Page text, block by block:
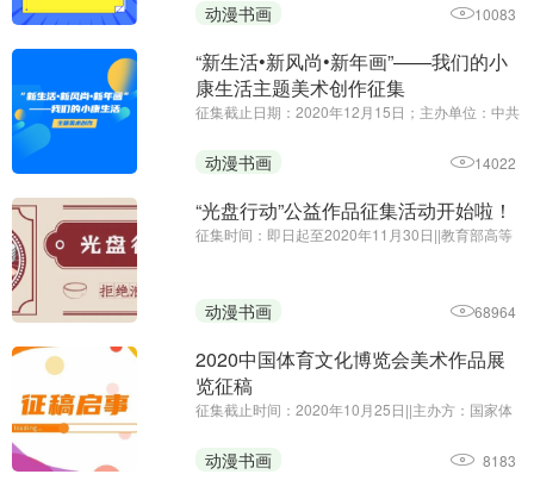
动漫书画 10083
“新生活•新风尚•新年画”——我们的小
康生活主题美术创作征集
征集截止日期：2020年12月15日；主办单位：中共
部公共服务司、中国美术家协会 | 为深入贯彻党的十
九大和十九届二中、三中、四中、五中全会精神，
动漫书画 14022
“光盘行动”公益作品征集活动开始啦！
征集时间：即日起至2020年11月30日||教育部高等
动漫书画 68964
2020中国体育文化博览会美术作品展
览征稿
征集截止时间：2020年10月25日||主办方：国家体
体育总局、中国奥委会主办的2020中国体育文化博
览会将于11月27日至29日，在广州•保利世贸博览
动漫书画 8183